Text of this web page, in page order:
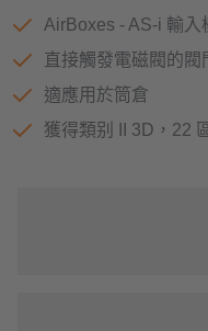
AirBoxes - AS-i 輸
直接觸發電磁閥的閥
適應用於筒倉
獲得類别 II 3D，22